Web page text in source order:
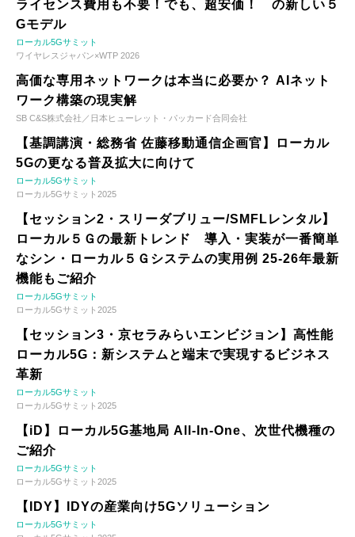
ライセンス費用も不要！でも、超安価！ の新しい５
Gモデル
ローカル5Gサミット
ワイヤレスジャパン×WTP 2026
高価な専用ネットワークは本当に必要か？ AIネット
ワーク構築の現実解
SB C&S株式会社／日本ヒューレット・パッカード合同会社
【基調講演・総務省 佐藤移動通信企画官】ローカル
5Gの更なる普及拡大に向けて
ローカル5Gサミット
ローカル5Gサミット2025
【セッション2・スリーダブリュー/SMFLレンタル】
ローカル５Ｇの最新トレンド 導入・実装が一番簡単
なシン・ローカル５Ｇシステムの実用例 25-26年最新
機能もご紹介
ローカル5Gサミット
ローカル5Gサミット2025
【セッション3・京セラみらいエンビジョン】高性能
ローカル5G：新システムと端末で実現するビジネス
革新
ローカル5Gサミット
ローカル5Gサミット2025
【iD】ローカル5G基地局 All-In-One、次世代機種の
ご紹介
ローカル5Gサミット
ローカル5Gサミット2025
【IDY】IDYの産業向け5Gソリューション
ローカル5Gサミット